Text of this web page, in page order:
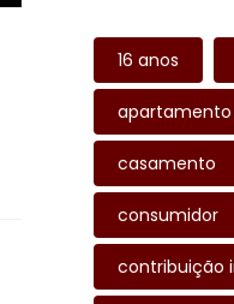
16 anos
apartamento
casamento
consumidor
contribuição